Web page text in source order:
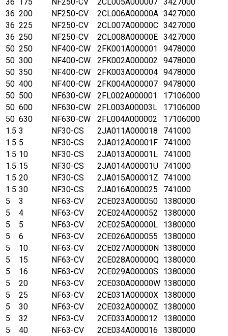
36 200 NF250-CV 2CL006A00000A 3427000
36 225 NF250-CV 2CL007A00000C 3427000
36 250 NF250-CV 2CL008A00000E 3427000
50 250 NF400-CW 2FK001A000001
9478000
50 300 NF400-CW 2FK002A000002
9478000
50 350 NF400-CW 2FK003A000004 9478000
50 400 NF400-CW 2FK004A000007 9478000
50 500 NF630-CW 2FL002A000001
17106000
50 600 NF630-CW 2FL003A00003L
17106000
50 630 NF630-CW 2FL004A000002
17106000
1.5 3 NF30-CS 2JA011A000018
741000
1.5 5 NF30-CS 2JA012A00001F
741000
1.5 10 NF30-CS 2JA013A00001L
741000
1.5 15 NF30-CS 2JA014A00001U 741000
1.5 20 NF30-CS 2JA015A00001Z
741000
1.5 30 NF30-CS 2JA016A000025
741000
5
3 NF63-CV 2CE023A000050
1380000
5
4 NF63-CV 2CE024A000052
1380000
5
5 NF63-CV 2CE025A00000L
1380000
5
6 NF63-CV 2CE026A000055
1380000
5
10 NF63-CV 2CE027A00000N 1380000
5
15 NF63-CV 2CE028A00000Q 1380000
5
16 NF63-CV 2CE029A00000S
1380000
5
20 NF63-CV 2CE030A00000W 1380000
5
25 NF63-CV 2CE031A00000X 1380000
5
30 NF63-CV 2CE032A00000Z
1380000
5
32 NF63-CV 2CE033A000012
1380000
5
40 NF63-CV 2CE034A000016
1380000